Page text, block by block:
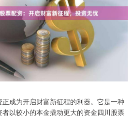
成为开启财富新征程的利器。它是一种
以较小的本金撬动更大的资金四川股票